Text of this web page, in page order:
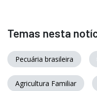
Temas nesta
Pecuária brasileira
Agricultura Familiar